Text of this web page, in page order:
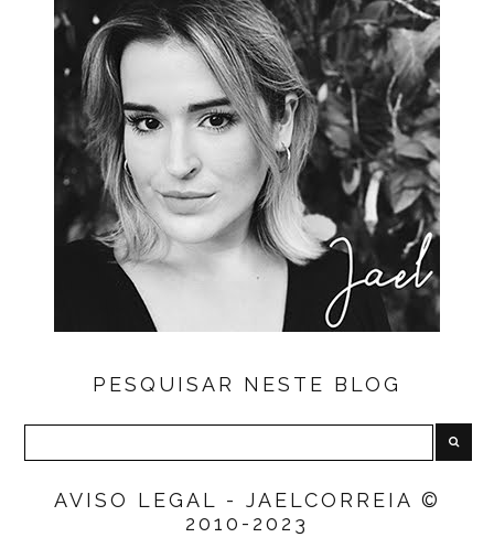
PESQUISAR NESTE BLOG
AVISO LEGAL - JAELCORREIA ©
2010-2023